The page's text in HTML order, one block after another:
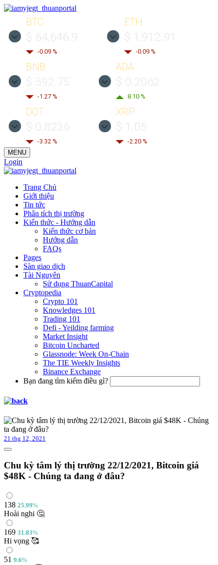
BTC
-0.09 %
ETH
-0.09 %
BNB
-1.27 %
ADA
8.10 %
DOT
-3.32 %
XRP
-2.20 %
MENU
Login
Trang Chủ
Giới thiệu
Tin tức
Phân tích thị trường
Kiến thức - Hướng dẫn
Kiến thức cơ bản
Hướng dẫn
FAQs
Pages
Sàn giao dịch
Tài Nguyên
Sử dụng ThuanCapital
Cryptopedia
Crypto 101
Knowledges 101
Trading 101
Defi - Yeilding farming
Market Insight
Bitcoin Uncharted
Glassnode: Week On-Chain
The TIE Weekly Insights
Binance Exchange
Bạn đang tìm kiếm điều gì?
21 thg 12, 2021
Chu kỳ tâm lý thị trường 22/12/2021, Bitcoin giá
$48K - Chúng ta đang ở đâu?
138 25.99%
Hoài nghi 🤔
169 31.83%
Hi vọng 🥰
51 9.6%